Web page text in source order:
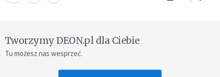
Tworzymy DEON.pl dla Ciebie
Tu możesz nas wesprzeć.